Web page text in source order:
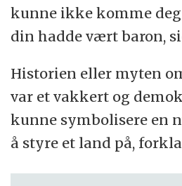
kunne ikke komme
din hadde vært baron,
Historien eller myten
var et vakkert og
kunne symbolisere en
å styre et land på,